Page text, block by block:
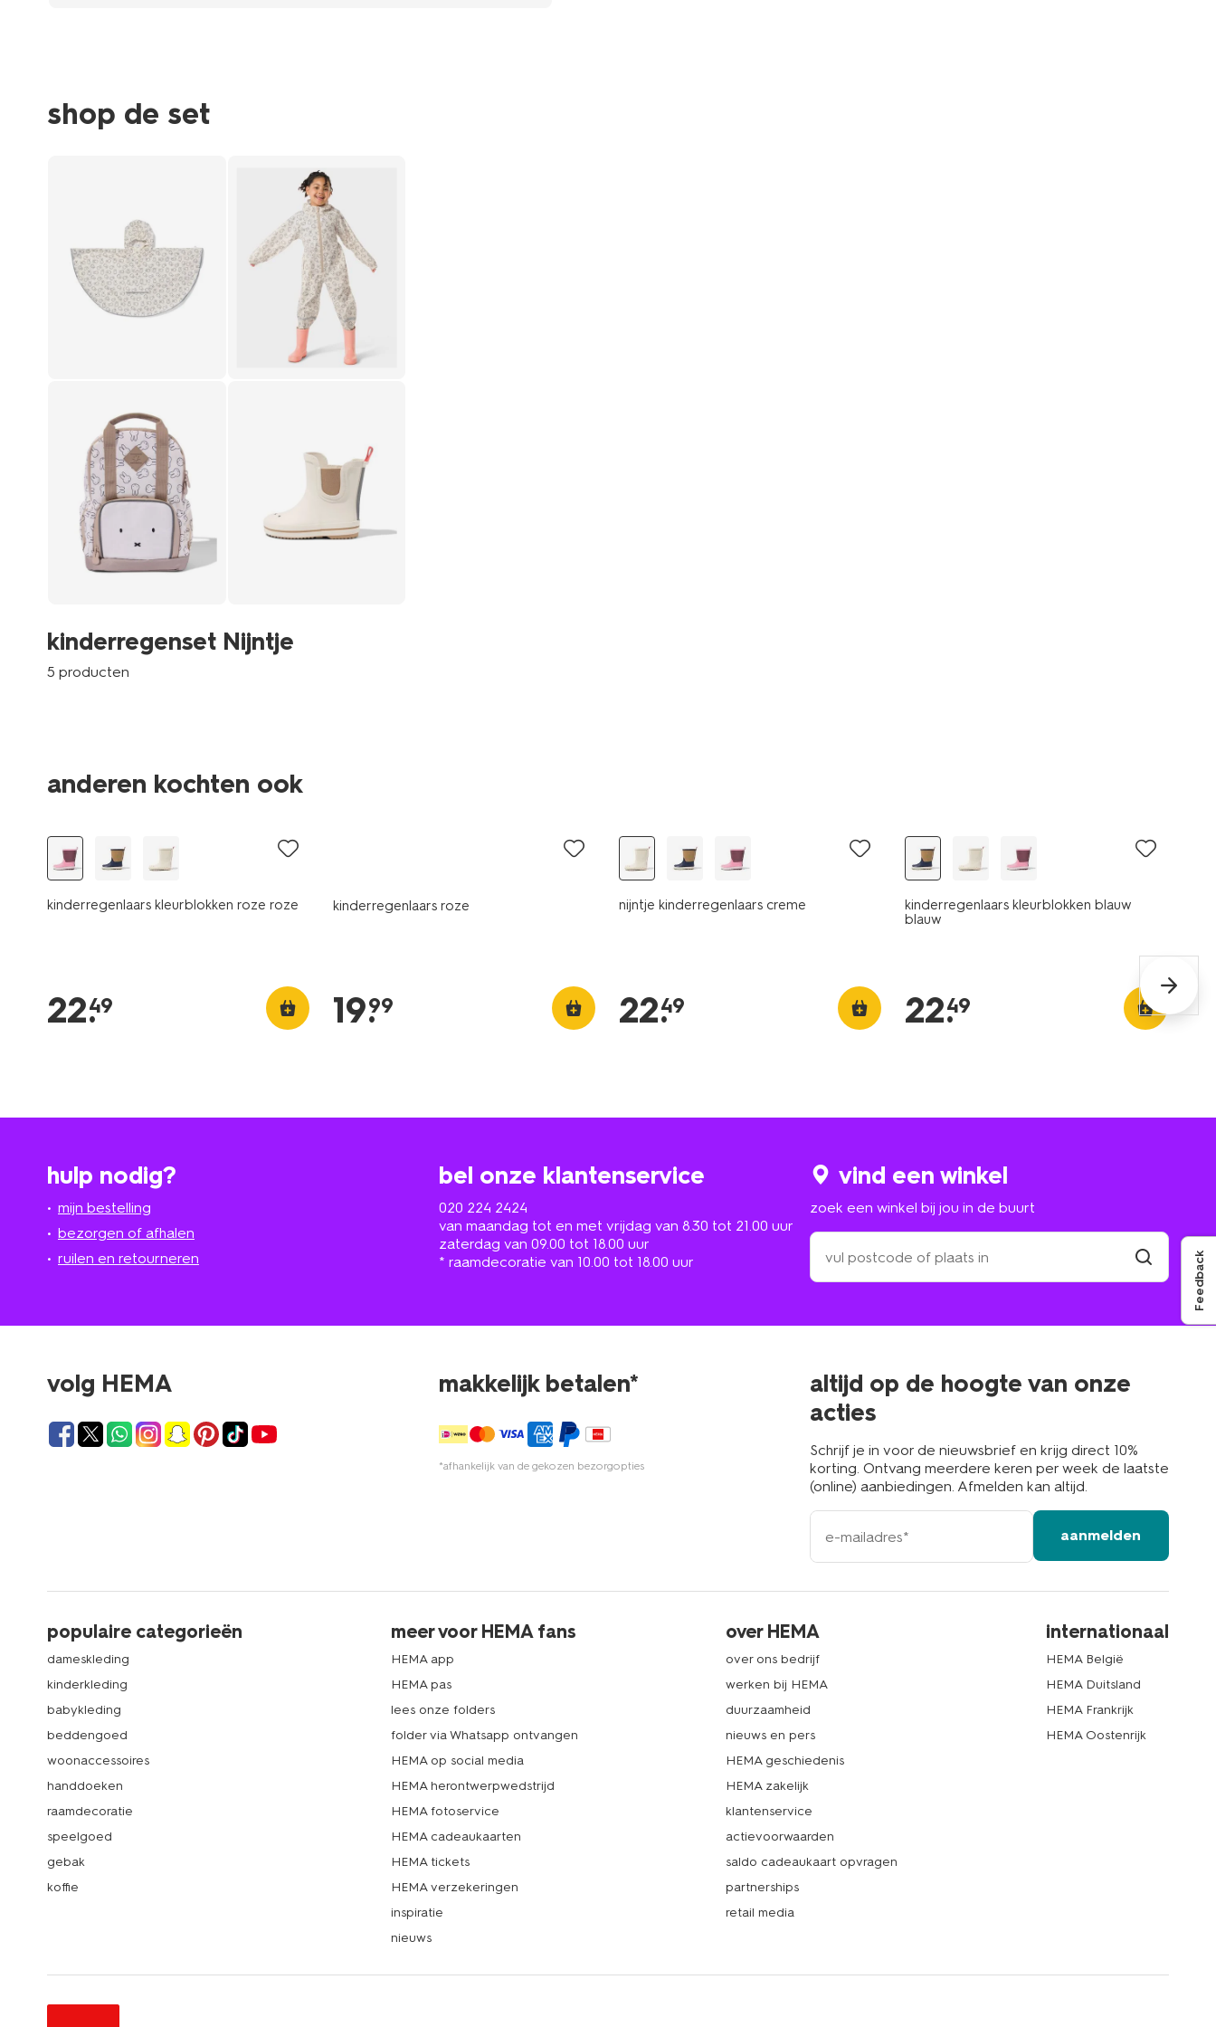
shop de set
kinderregenset Nijntje
5 producten
anderen kochten ook
kinderregenlaars kleurblokken roze roze
22.
49
kinderregenlaars roze
19.
99
nijntje kinderregenlaars creme
22.
49
kinderregenlaars kleurblokken blauw
blauw
22.
49
hulp nodig?
mijn bestelling
bezorgen of afhalen
ruilen en retourneren
bel onze klantenservice
020 224 2424
van maandag tot en met vrijdag van 8.30 tot 21.00 uur
zaterdag van 09.00 tot 18.00 uur
* raamdecoratie van 10.00 tot 18.00 uur
vind een winkel
zoek een winkel bij jou in de buurt
zoek
een
winkel
in
volg HEMA makkelijk betalen*
*afhankelijk van de gekozen bezorgopties
altijd op de hoogte van onze
acties
Schrijf je in voor de nieuwsbrief en krijg direct 10%
korting. Ontvang meerdere keren per week de laatste
(online) aanbiedingen. Afmelden kan altijd.
e-
mailadres
aanmelden
populaire categorieën
dameskleding
kinderkleding
babykleding
beddengoed
woonaccessoires
handdoeken
raamdecoratie
speelgoed
gebak
koffie
meer voor HEMA fans
HEMA app
HEMA pas
lees onze folders
folder via Whatsapp ontvangen
HEMA op social media
HEMA herontwerpwedstrijd
HEMA fotoservice
HEMA cadeaukaarten
HEMA tickets
HEMA verzekeringen
inspiratie
nieuws
over HEMA
over ons bedrijf
werken bij HEMA
duurzaamheid
nieuws en pers
HEMA geschiedenis
HEMA zakelijk
klantenservice
actievoorwaarden
saldo cadeaukaart opvragen
partnerships
retail media
internationaal
HEMA België
HEMA Duitsland
HEMA Frankrijk
HEMA Oostenrijk
Feedback